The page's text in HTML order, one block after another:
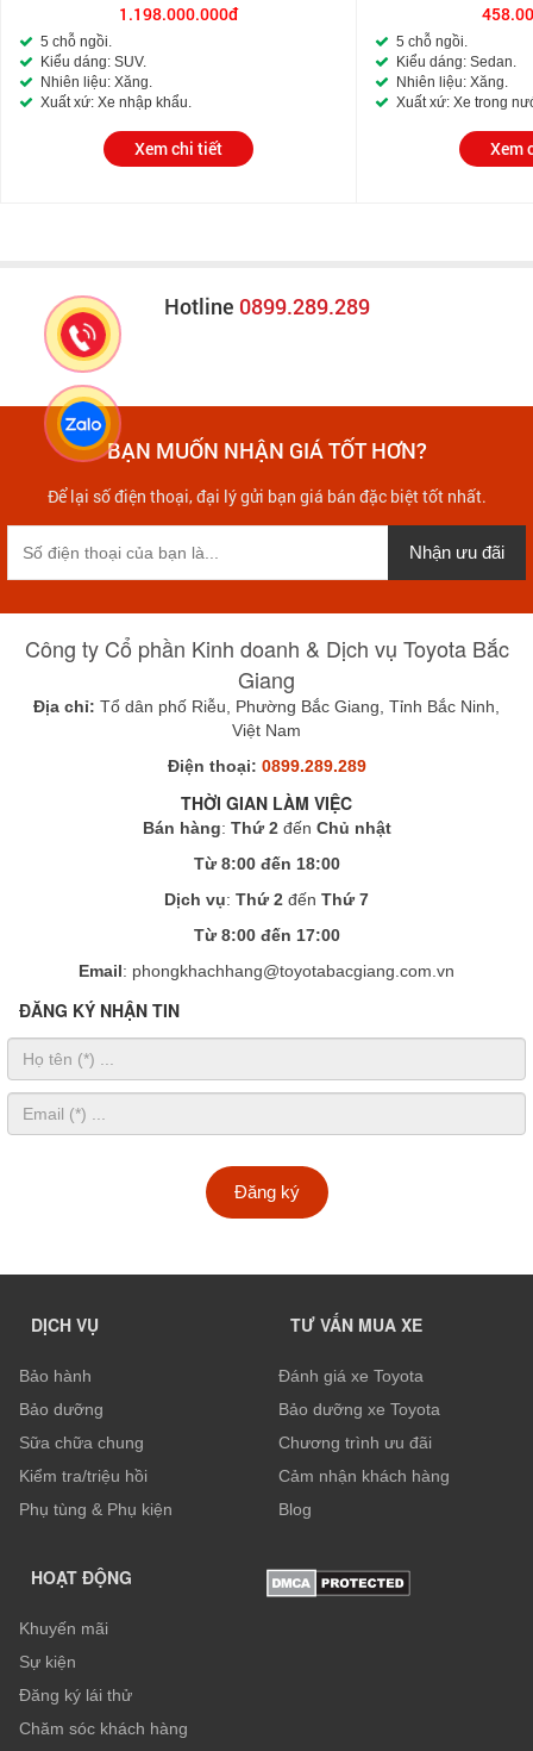
1.198.000.000đ
5 chỗ ngồi.
Kiểu dáng: SUV.
Nhiên liệu: Xăng.
Xuất xứ: Xe nhập khẩu.
Xem chi tiết
5 chỗ ngồi.
Kiểu dáng: Sedan.
Nhiên liệu: Xăng.
Xuất xứ: Xe trong
Xem
Hotline 0899.289.289
BẠN MUỐN NHẬN GIÁ TỐT HƠN?
Để lại số điện thoại, đại lý gửi bạn giá bán đặc biệt tốt nhất.
Nhận ưu đãi
Công ty Cổ phần Kinh doanh & Dịch vụ Toyota Bắc
Giang
Địa chỉ: Tổ dân phố Riễu, Phường Bắc Giang, Tỉnh Bắc Ninh,
Việt Nam
Điện thoại: 0899.289.289
THỜI GIAN LÀM VIỆC
Bán hàng: Thứ 2đến Chủ nhật
Từ 8:00 đến 18:00
Dịch vụ: Thứ 2 đến Thứ 7
Từ 8:00 đến 17:00
Email: phongkhachhang@toyotabacgiang.com.vn
ĐĂNG KÝ NHẬN TIN
Đăng ký
DỊCH VỤ
Bảo hành
Bảo dưỡng
Sữa chữa chung
Kiểm tra/triệu hồi
Phụ tùng & Phụ kiện
TƯ VẤN MUA XE
Đánh giá xe Toyota
Bảo dưỡng xe Toyota
Chương trình ưu đãi
Cảm nhận khách hàng
Blog
HOẠT ĐỘNG
Khuyến mãi
Sự kiện
Đăng ký lái thử
Chăm sóc khách hàng